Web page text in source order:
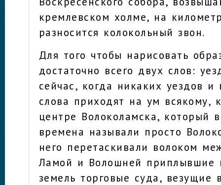
кремлевском холме, на
разносится колокольный звон.
Для того чтобы нарисовать
достаточно всего двух слов:
сейчас, когда никаких уездов
слова приходят на ум всякому,
центре Волоколамска, который
времена называли просто
него перетаскивали волоком
Ламой и Волошней приплывшие
земель торговые суда,